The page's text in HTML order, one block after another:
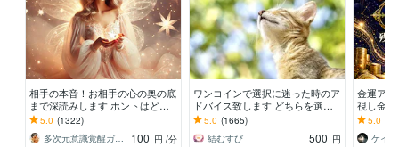
相手の本音！お相手の心の奥の底
まで深読みします ホントはどう
思ってるの？お相手の本心を霊感
タロットで探ります
5.0 (1322)
多次元意識覚醒ガイド⭐︎珠緒（たまお）
100 円 /分
ワンコインで選択に迷った時のア
ドバイス致します どちらを選べ
ば良いか迷った時の道しるべとな
れますように!
5.0 (1665)
結むすび
500 円
金運ア
視し金
る“富の
解除、
5.0